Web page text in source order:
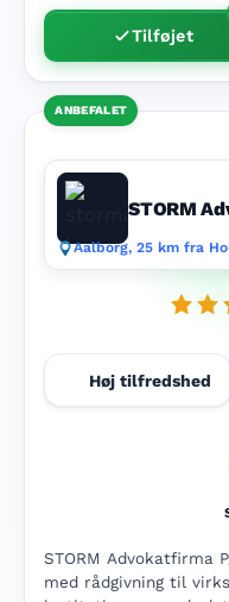
inkasso, lejeret og
sider om bolighandel,
entreprise og
Tilføjet
ANBEFALET
STORM
Aalborg, 25 km fra
Høj tilfredshed
STORM Advokatfirma
med rådgivning til